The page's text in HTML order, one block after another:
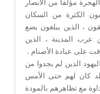
مؤلفاً من الأنصار
الكثرة من السكان
، الذين يبلغون بضع
عرب المدينة ، الذين
على عبادة الأصنام .
الذين لم يجدوا من
كان لهم حتى الأمس
مع تظاهرهم بالمودة